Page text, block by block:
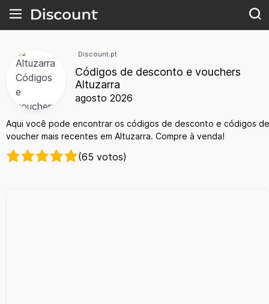
Discount.pt
Códigos de desconto e vouchers
Altuzarra
agosto 2026
Aqui você pode encontrar os códigos de desconto e códigos de
voucher mais recentes em Altuzarra. Compre à venda!
(65 votos)